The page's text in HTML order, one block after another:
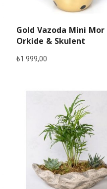
Gold Vazoda Mini Mor
Orkide & Skulent
₺1.999,00